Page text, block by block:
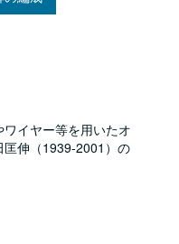
イヤー等を用いたオ
匡伸（1939-2001）の